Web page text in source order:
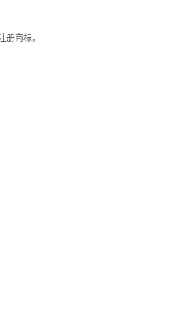
册商标。